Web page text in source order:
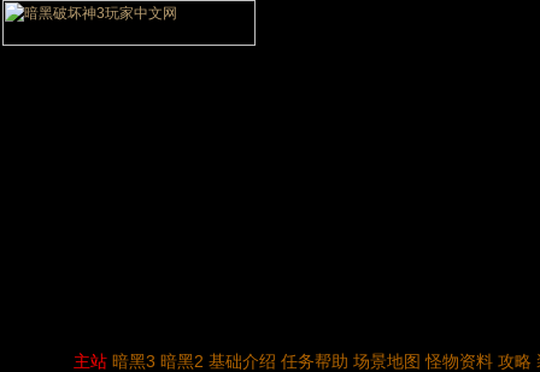
主站 暗黑3 暗黑2 基础介绍 任务帮助 场景地图 怪物资料 攻略